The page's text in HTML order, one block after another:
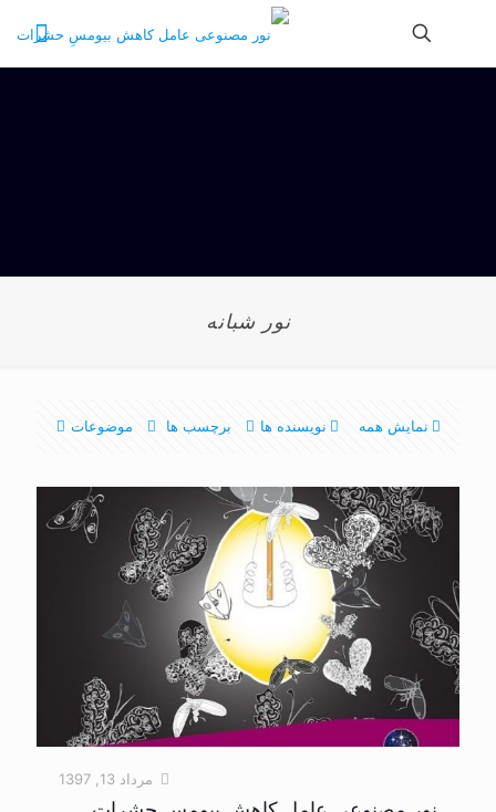
نور شبانه
موضوعات برچسب ها نویسنده ها نمایش همه
مرداد 13, 1397